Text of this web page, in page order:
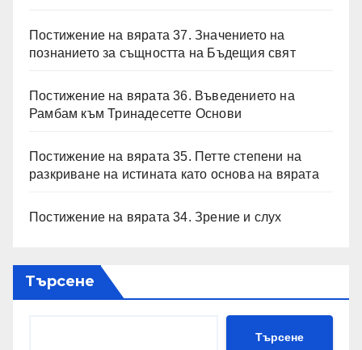
Постижение на вярата 37. Значението на
познанието за същността на Бъдещия свят
Постижение на вярата 36. Въведението на
Рамбам към Тринадесетте Основи
Постижение на вярата 35. Петте степени на
разкриване на истината като основа на вярата
Постижение на вярата 34. Зрение и слух
Търсене
Търсене